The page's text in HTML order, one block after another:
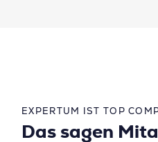
EXPERTUM IST TOP
Das sagen